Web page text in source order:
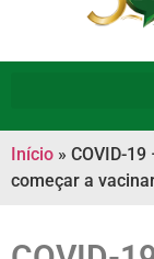
Início » COVID-
começar a